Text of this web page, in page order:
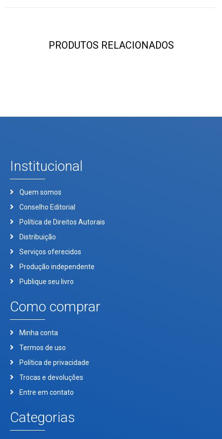
PRODUTOS RELACIONADOS
Institucional
Quem somos
Conselho Editorial
Política de Direitos Autorais
Distribuição
Serviços oferecidos
Produção independente
Publique seu livro
Como comprar
Minha conta
Termos de uso
Política de privacidade
Trocas e devoluções
Entre em contato
Categorias